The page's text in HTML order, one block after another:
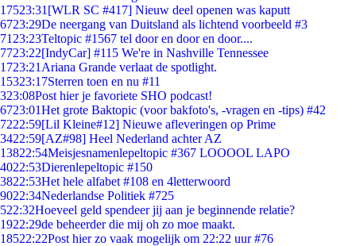
17523:31 [WLR SC #417] Nieuw deel openen was kaputt
6723:29De neergang van Duitsland als lichtend voorbeeld #3
71 23:23Teltopic #1567 tel door en door en door....
7723:22[IndyCar] #115 We're in Nashville Tennessee
1723:21 Ariana Grande verlaat de spotlight.
15323:17Sterren toen en nu #11
323:08Post hier je favoriete SHO podcast!
6723:01Het grote Baktopic (voor bakfoto's, -vragen en -tips) #42
7222:59[Lil Kleine#12] Nieuwe afleveringen op Prime
3422:59[AZ#98] Heel Nederland achter AZ
13822:54Meisjesnamenlepeltopic #367 LOOOOL LAPO
4022:53Dierenlepeltopic #150
3822:53Het hele alfabet #108 en 4letterwoord
9022:34Nederlandse Politiek #725
522:32Hoeveel geld spendeer jij aan je beginnende relatie?
1922:29de beheerder die mij oh zo moe maakt.
18522:22Post hier zo vaak mogelijk om 22:22 uur #76